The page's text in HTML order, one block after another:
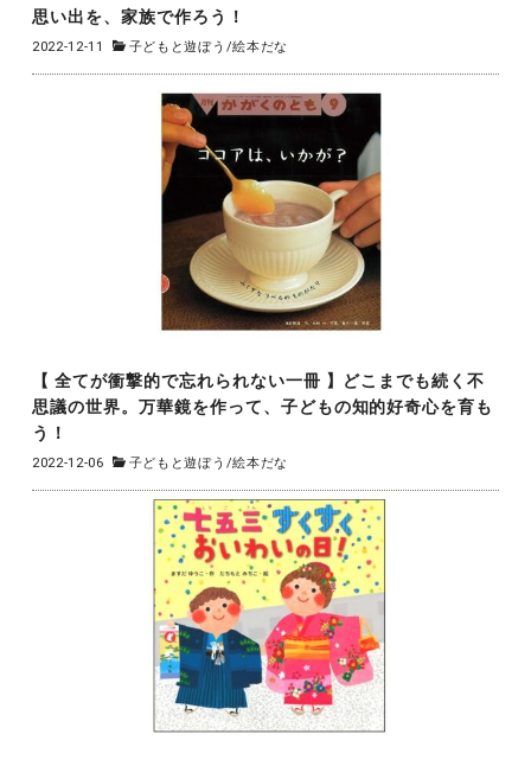
思い出を、家族で作ろう！
2022-12-11 子どもと遊ぼう /絵本だな
【 全てが衝撃的で忘れられない一冊 】どこまでも続く不
思議の世界。万華鏡を作って、子どもの知的好奇心を育も
う！
2022-12-06 子どもと遊ぼう /絵本だな